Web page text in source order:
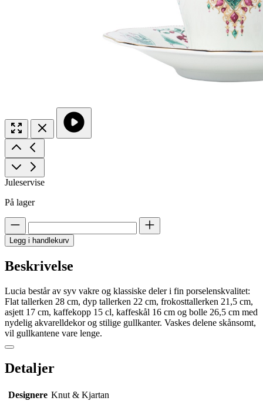
Juleservise
På lager
Legg i handlekurv
Beskrivelse
Lucia består av syv vakre og klassiske deler i fin porselenskvalitet:
Flat tallerken 28 cm, dyp tallerken 22 cm, frokosttallerken 21,5 cm,
asjett 17 cm, kaffekopp 15 cl, kaffeskål 16 cm og bolle 26,5 cm med
nydelig akvarelldekor og stilige gullkanter. Vaskes delene skånsomt,
vil gullkantene vare lenge.
Detaljer
Designere Knut & Kjartan